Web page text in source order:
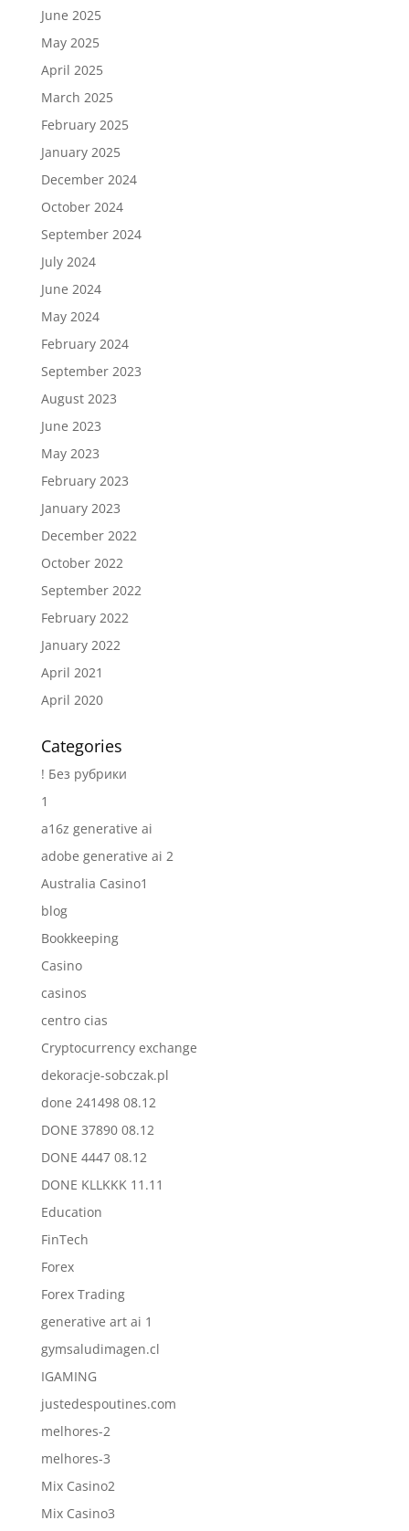
June 2025
May 2025
April 2025
March 2025
February 2025
January 2025
December 2024
October 2024
September 2024
July 2024
June 2024
May 2024
February 2024
September 2023
August 2023
June 2023
May 2023
February 2023
January 2023
December 2022
October 2022
September 2022
February 2022
January 2022
April 2021
April 2020
Categories
! Без рубрики
1
a16z generative ai
adobe generative ai 2
Australia Casino1
blog
Bookkeeping
Casino
casinos
centro cias
Cryptocurrency exchange
dekoracje-sobczak.pl
done 241498 08.12
DONE 37890 08.12
DONE 4447 08.12
DONE KLLKKK 11.11
Education
FinTech
Forex
Forex Trading
generative art ai 1
gymsaludimagen.cl
IGAMING
justedespoutines.com
melhores-2
melhores-3
Mix Casino2
Mix Casino3